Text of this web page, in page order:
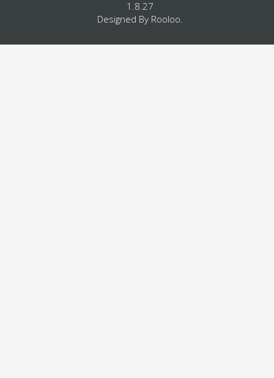
1.8.27
Designed By Rooloo